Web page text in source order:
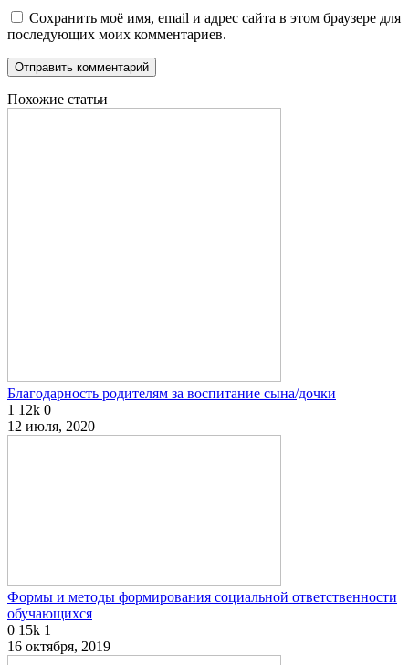
Сохранить моё имя, email и адрес сайта в этом браузере для
последующих моих комментариев.
Похожие статьи
Благодарность родителям за воспитание сына/дочки
1 12k 0
12 июля, 2020
Формы и методы формирования социальной ответственности
обучающихся
0 15k 1
16 октября, 2019